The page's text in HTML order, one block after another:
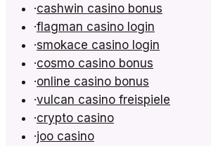
·cashwin casino bonus
·flagman casino login
·smokace casino login
·cosmo casino bonus
·online casino bonus
·vulcan casino freispiele
·crypto casino
·joo casino